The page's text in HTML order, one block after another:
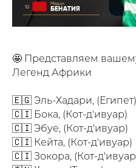
🤩 Представляем
Легенд Африки
🇪🇬 Эль-Хадари, (Египет)
🇨🇮 Бока, (Кот-д'ивуар)
🇨🇮 Эбуе, (Кот-д'ивуар)
🇨🇮 Кейта, (Кот-д'ивуар)
🇨🇮 Зокора, (Кот-